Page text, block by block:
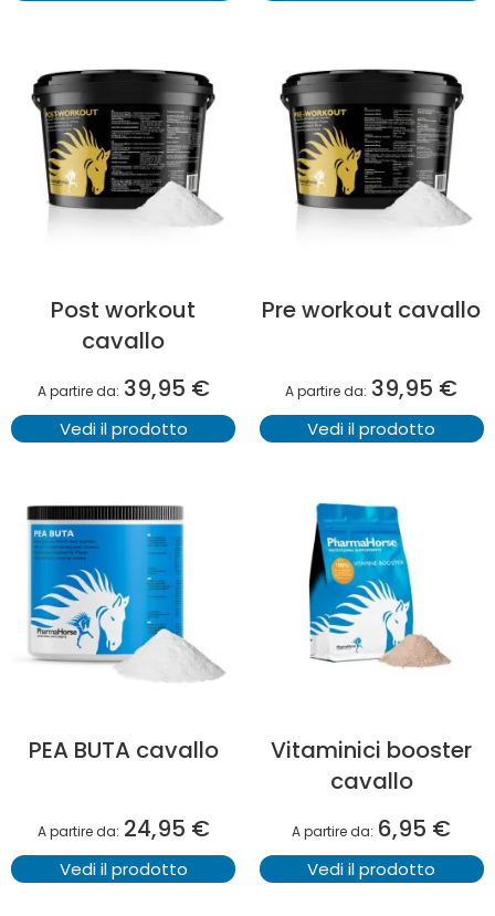
Post workout
cavallo
A partire da 39,95 €
Vedi il prodotto
Pre workout cavallo
A partire da 39,95 €
Vedi il prodotto
PEA BUTA cavallo
A partire da 24,95 €
Vedi il prodotto
Vitaminici booster
cavallo
A partire da 6,95 €
Vedi il prodotto